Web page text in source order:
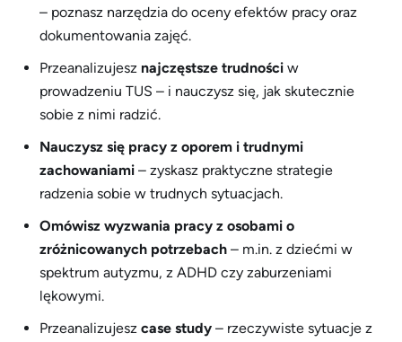
– poznasz narzędzia do oceny efektów pracy oraz
dokumentowania zajęć.
Przeanalizujesz najczęstsze trudności w
prowadzeniu TUS – i nauczysz się, jak skutecznie
sobie z nimi radzić.
Nauczysz się pracy z oporem i trudnymi
zachowaniami – zyskasz praktyczne strategie
radzenia sobie w trudnych sytuacjach.
Omówisz wyzwania pracy z osobami o
zróżnicowanych potrzebach – m.in. z dziećmi w
spektrum autyzmu, z ADHD czy zaburzeniami
lękowymi.
Przeanalizujesz case study – rzeczywiste sytuacje z